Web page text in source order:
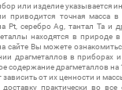
или изделие указывается
приводится точная масса
Pt, серебро Ag, тантал Ta и
находятся в природе в
Вы можете
драгметаллов в приборах
содержание драгметаллов на
от их ценности и
практически во все